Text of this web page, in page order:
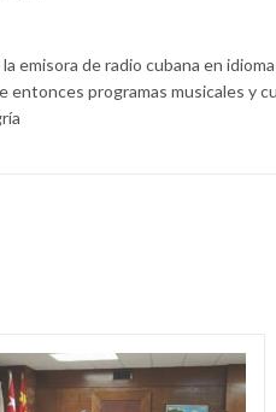
emisora de radio cubana en
entonces programas musicales y